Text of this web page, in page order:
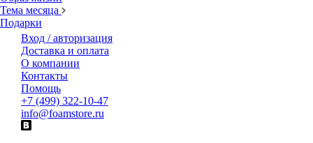
Тема месяца
Подарки
Вход / авторизация
Доставка и оплата
О компании
Контакты
Помощь
+7 (499) 322-10-47
info@foamstore.ru